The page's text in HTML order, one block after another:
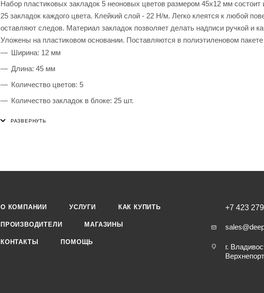
Набор пластиковых закладок 5 неоновых цветов размером 45х12 мм состоит
25 закладок каждого цвета. Клейкий слой - 22 Н/м. Легко клеятся к любой
оставляют следов. Материал закладок позволяет делать надписи ручкой и
Уложены на пластиковом основании. Поставляются в полиэтиленовом
Ширина: 12 мм
Длина: 45 мм
Количество цветов: 5
Количество закладок в блоке: 25 шт.
О КОМПАНИИ УСЛУГИ КАК КУПИТЬ
ПРОИЗВОДИТЕЛИ МАГАЗИНЫ
КОНТАКТЫ ПОМОЩЬ
+7 423
г.